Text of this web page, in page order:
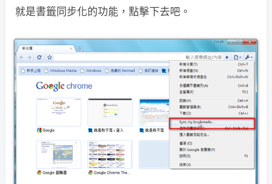
就是書籤同步化的功能，點擊下去吧。